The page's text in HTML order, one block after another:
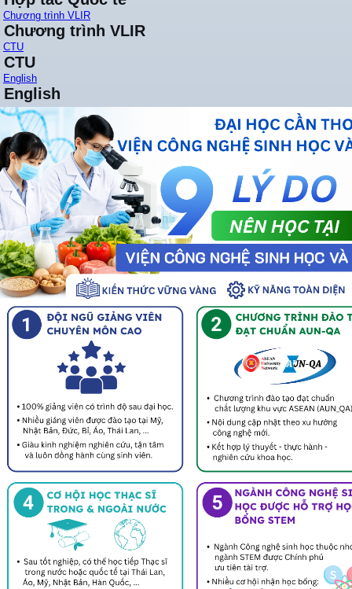
Chương trình VLIR
Chương trình VLIR
CTU
CTU
English
English